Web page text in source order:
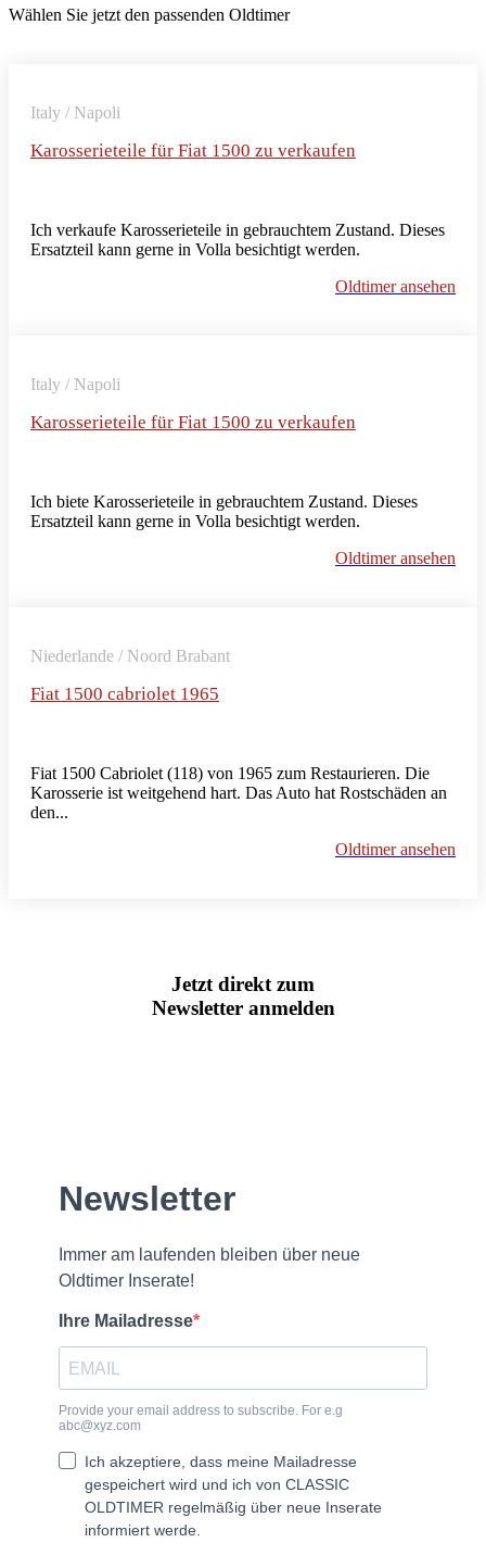
Wählen Sie jetzt den passenden Oldtimer
Italy / Napoli
Karosserieteile für Fiat 1500 zu verkaufen
Ich verkaufe Karosserieteile in gebrauchtem Zustand. Dieses
Ersatzteil kann gerne in Volla besichtigt werden.
Oldtimer ansehen
Italy / Napoli
Karosserieteile für Fiat 1500 zu verkaufen
Ich biete Karosserieteile in gebrauchtem Zustand. Dieses
Ersatzteil kann gerne in Volla besichtigt werden.
Oldtimer ansehen
Niederlande / Noord Brabant
Fiat 1500 cabriolet 1965
Fiat 1500 Cabriolet (118) von 1965 zum Restaurieren. Die
Karosserie ist weitgehend hart. Das Auto hat Rostschäden an
den...
Oldtimer ansehen
Jetzt direkt zum
Newsletter anmelden